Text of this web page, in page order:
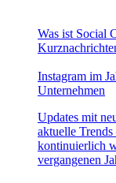
Was ist Social
Instagram im
Unternehmen
Updates mit
aktuelle
kontinuierlich
vergangenen